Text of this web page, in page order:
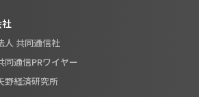
人 共同通信社
同通信PRワイヤー
野経済研究所